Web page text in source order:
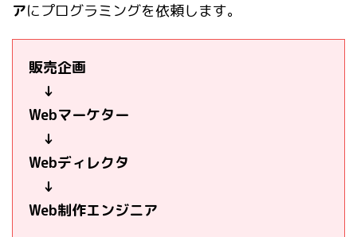
アにプログラミングを依頼します。
販売企画
↓
Webマーケター
↓
Webディレクタ
↓
Web制作エンジニア